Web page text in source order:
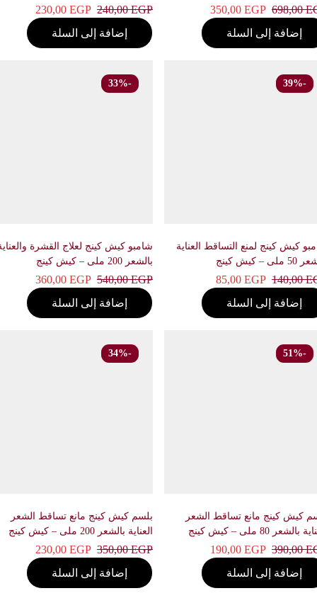
698,00
350,00EGP
إضافة إلى السلة
– كيش كينج
240,00EGP
230,00EGP
إضافة إلى السلة
كيش كينج لمنع التساقط العناية
كينج
140,00
85,00EGP
إضافة إلى السلة
شامبو كيش كينج لعلاج القشرة والعناية
بالشعر 200 ملى – كيش كينج
540,00EGP
360,00EGP
إضافة إلى السلة
كيش كينج مانع تساقط الشعر
80 ملى – كيش كينج
390,00
190,00EGP
إضافة إلى السلة
بلسم كيش كينج مانع تساقط الشعر
العناية بالشعر 200 ملى – كيش كينج
350,00EGP
230,00EGP
إضافة إلى السلة